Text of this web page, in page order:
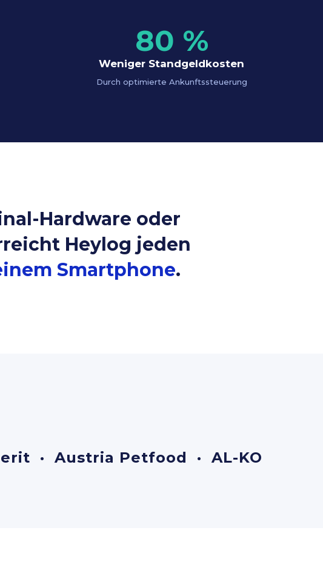
80 %
Weniger Standgeldkosten
Durch optimierte Ankunftssteuerung
Hardware oder
Heylog jeden
Smartphone.
· Austria Petfood · AL-KO